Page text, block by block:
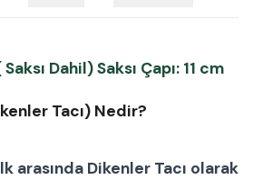
Dahil) Saksı Çapı: 11 cm
Tacı) Nedir?
arasında Dikenler Tacı olarak